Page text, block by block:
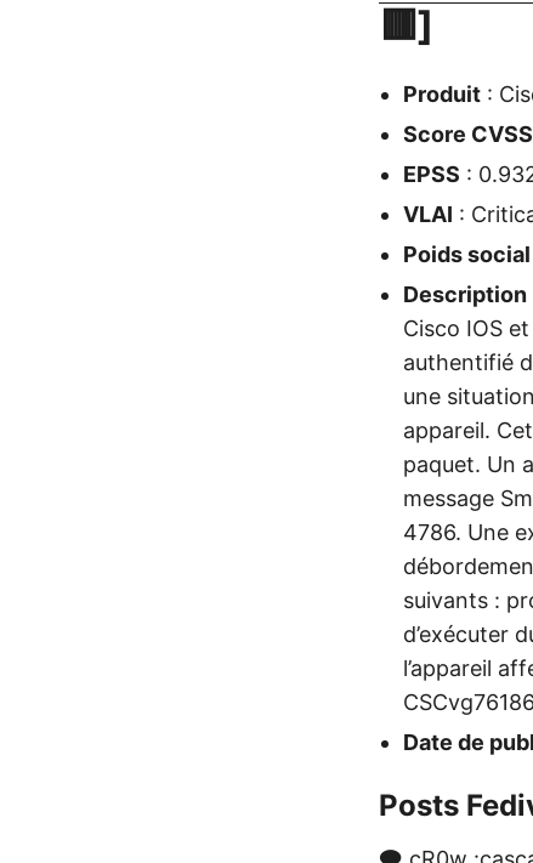
🟥]
Produit :
Score CVSS
EPSS :
VLAI :
Poids
Description
Cisco IOS
authentifié
une
appareil.
paquet. Un
message
4786. Une
suivants :
d’exécuter
l’appareil
Date de
Posts